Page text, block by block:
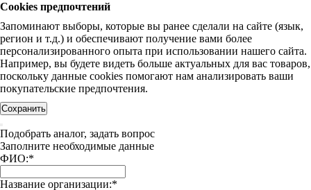
Cookies предпочтений
Запоминают выборы, которые вы ранее сделали на сайте (язык,
регион и т.д.) и обеспечивают получение вами более
персонализированного опыта при использовании нашего сайта.
Например, вы будете видеть больше актуальных для вас товаров,
поскольку данные cookies помогают нам анализировать ваши
покупательские предпочтения.
Сохранить
Подобрать аналог, задать вопрос
Заполните необходимые данные
ФИО:*
Название организации:*